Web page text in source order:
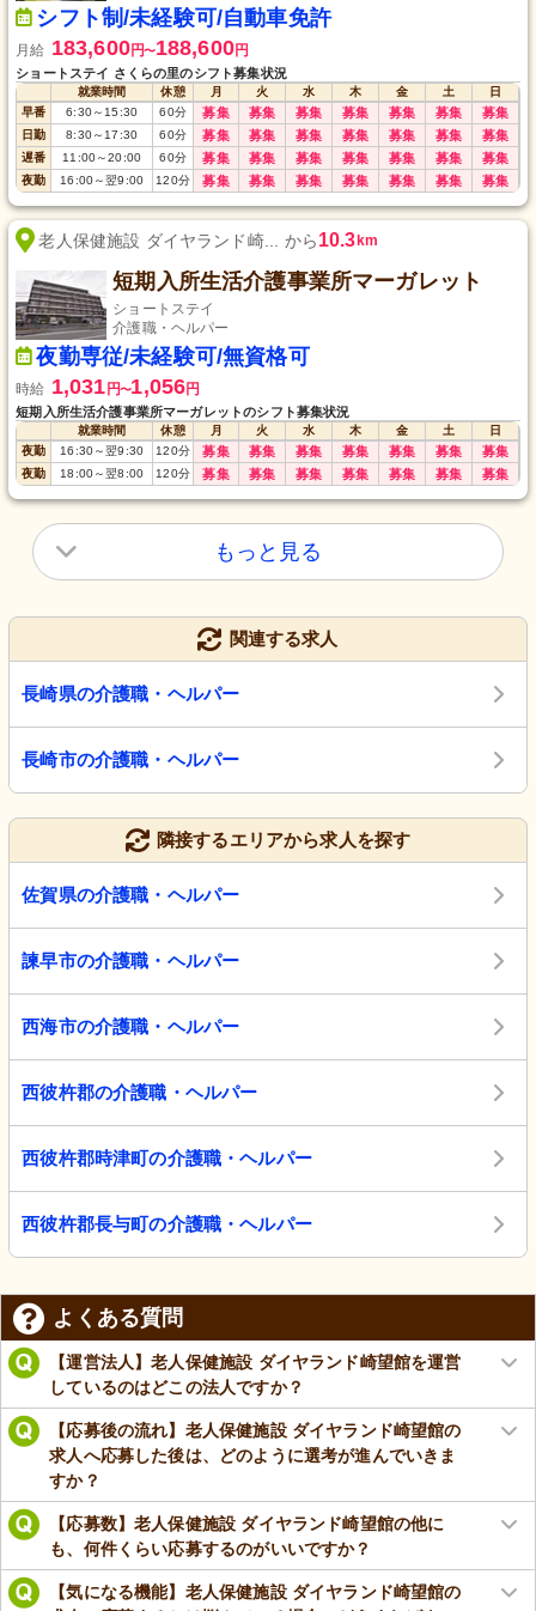
シフト制/未経験可/自動車免許
月給 183,600円〜188,600円
ショートステイ さくらの里のシフト募集状況
就業時間 休憩 月 火 水 木 金 土
日
早番
6:30～15:30 60分 募集 募集 募集 募集 募集 募集 募集
日勤 8:30～17:30 60分 募集 募集 募集 募集 募集 募集 募集
遅番 11:00～20:00 60分 募集 募集 募集 募集 募集 募集 募集
夜勤 16:00～翌9:00 120分 募集 募集 募集 募集 募集 募集 募集
老人保健施設 ダイヤランド崎... から10.3km
短期入所生活介護事業所マーガレット
ショートステイ
介護職・ヘルパー
夜勤専従/未経験可/無資格可
時給 1,031 円〜1,056円
短期入所生活介護事業所マーガレットのシフト募集状況
就業時間 休憩 月 火 水 木 金 土
日
夜勤
16:30～翌9:30 120分 募集 募集 募集 募集 募集 募集 募集
夜勤 18:00～翌8:00 120分 募集 募集 募集 募集 募集 募集 募集
もっと見る
関連する求人
長崎県の介護職・ヘルパー
長崎市の介護職・ヘルパー
隣接するエリアから求人を探す
佐賀県の介護職・ヘルパー
諫早市の介護職・ヘルパー
西海市の介護職・ヘルパー
西彼杵郡の介護職・ヘルパー
西彼杵郡時津町の介護職・ヘルパー
西彼杵郡長与町の介護職・ヘルパー
よくある質問
【運営法人】老人保健施設 ダイヤランド崎望館を運営
しているのはどこの法人ですか？
【応募後の流れ】老人保健施設 ダイヤランド崎望館の
求人へ応募した後は、どのように選考が進んでいきま
すか？
【応募数】老人保健施設 ダイヤランド崎望館の他に
も、何件くらい応募するのがいいですか？
【気になる機能】老人保健施設 ダイヤランド崎望館の